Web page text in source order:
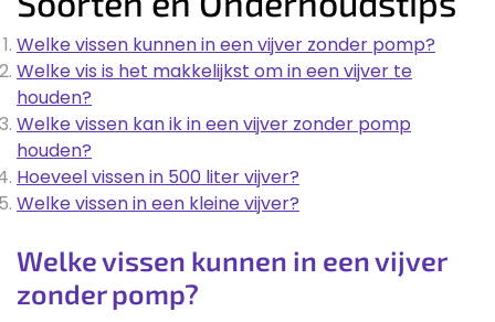
Welke vissen kunnen in een vijver zonder pomp?
Welke vis is het makkelijkst om in een vijver te
houden?
Welke vissen kan ik in een vijver zonder pomp
houden?
Hoeveel vissen in 500 liter vijver?
Welke vissen in een kleine vijver?
Welke vissen kunnen in een vijver
zonder pomp?